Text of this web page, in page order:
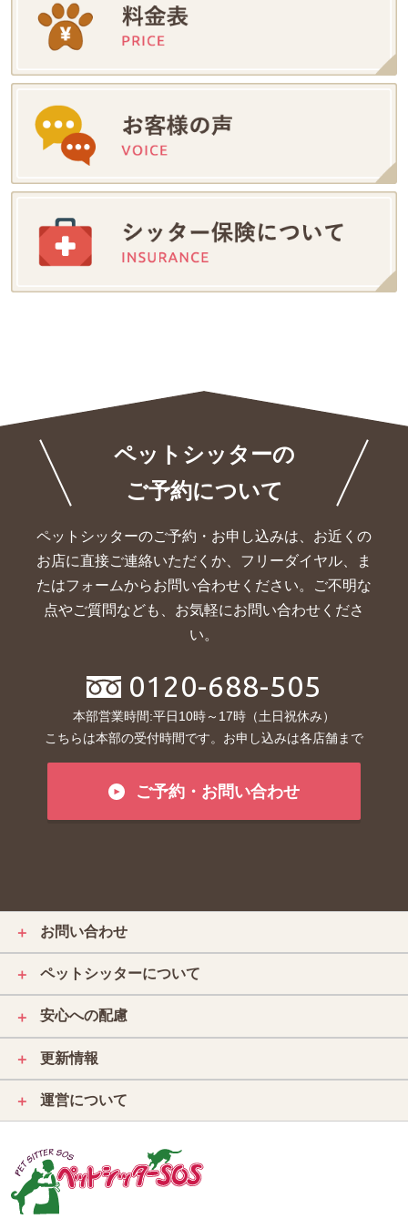
ペットシッターの
ご予約について
ペットシッターのご予約・お申し込みは、お近くの
お店に直接ご連絡いただくか、 フリーダイヤル、ま
たはフォームからお問い合わせください。ご不明な
点やご質問なども、お気軽にお問い合わせくださ
い。
0120-688-505
本部営業時間:平日10時～17時（土日祝休み）
こちらは本部の受付時間です。お申し込みは各店舗まで
ご予約・お問い合わせ
＋ お問い合わせ
＋ ペットシッターについて
＋ 安心への配慮
＋ 更新情報
＋ 運営について